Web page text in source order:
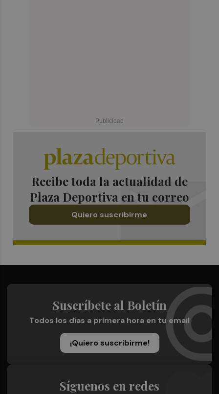
Recibe toda la actualidad de
Plaza Deportiva en tu correo
Quiero suscribirme
Suscríbete al Boletín
Todos los días a primera hora en tu email
¡Quiero suscribirme!
Síguenos en redes